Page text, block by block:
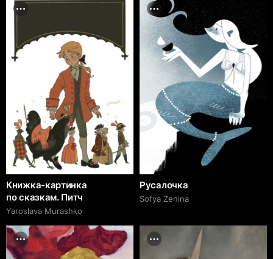
Книжка-картинка
по сказкам. Питч
Yaroslava Murashko
Русалочка
Sofya Zenina